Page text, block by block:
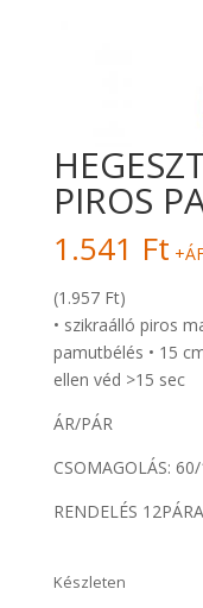
PIROS
1.541 Ft
(1.957 Ft)
• szikraálló piros
pamutbélés • 15
ellen véd >15 sec
ÁR/PÁR
CSOMAGOLÁS:
RENDELÉS
Készleten